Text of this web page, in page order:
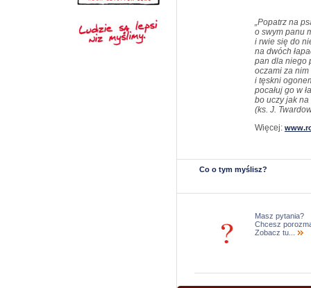
„Popatrz na
o swym panu
i rwie się do
na dwóch
pan dla niego
oczami za
i tęskni
pocałuj go w
bo uczy jak na
(ks. J.
Więcej:
Co o tym myślisz?
Masz pytania?
Chcesz
Zobacz tu...